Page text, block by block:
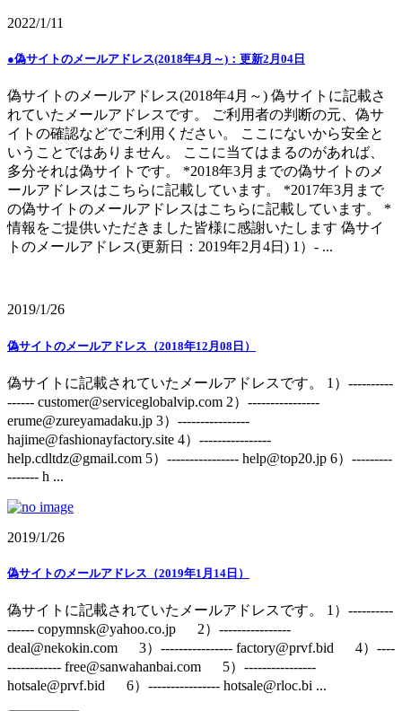
2022/1/11
●偽サイトのメールアドレス(2018年4月～)：更新2月04日
偽サイトのメールアドレス(2018年4月～) 偽サイトに記載さ
れていたメールアドレスです。 ご利用者の判断の元、偽サ
イトの確認などでご利用ください。 ここにないから安全と
いうことではありません。 ここに当てはまるのがあれば、
多分それは偽サイトです。 *2018年3月までの偽サイトのメ
ールアドレスはこちらに記載しています。 *2017年3月まで
の偽サイトのメールアドレスはこちらに記載しています。 *
情報をご提供いただきました皆様に感謝いたします 偽サイ
トのメールアドレス(更新日：2019年2月4日) 1）- ...
2019/1/26
偽サイトのメールアドレス（2018年12月08日）
偽サイトに記載されていたメールアドレスです。 1）----------
------ customer@serviceglobalvip.com 2）----------------
erume@zureyamadaku.jp 3）----------------
hajime@fashionayfactory.site 4）----------------
help.cdltdz@gmail.com 5）---------------- help@top20.jp 6）---------
------- h ...
2019/1/26
偽サイトのメールアドレス（2019年1月14日）
偽サイトに記載されていたメールアドレスです。 1）----------
------ copymnsk@yahoo.co.jp 2）----------------
deal@nekokin.com 3）---------------- factory@prvf.bid 4）----
------------ free@sanwahanbai.com 5）----------------
hotsale@prvf.bid 6）---------------- hotsale@rloc.bi ...